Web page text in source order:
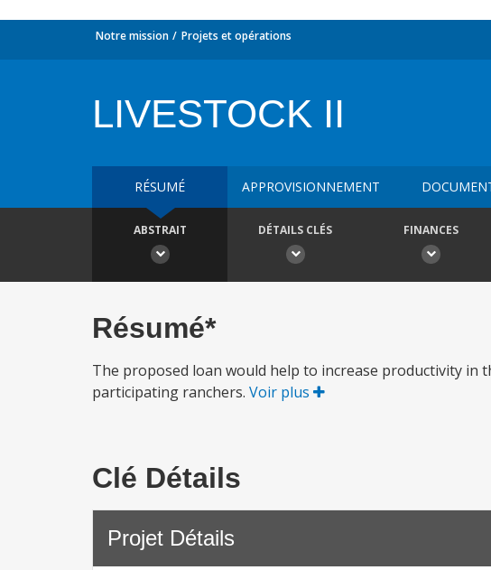
Notre mission Projets et opérations
LIVESTOCK II
RÉSUMÉ APPROVISIONNEMENT
ABSTRAIT DÉTAILS CLÉS FINANCES
Résumé*
The proposed loan would help to increase productivity
participating ranchers. Voir plus
Clé Détails
Projet Détails